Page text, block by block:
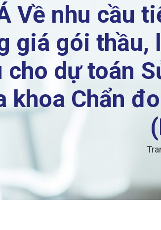
Về nhu cầu
giá gói thầu,
dự toán
khoa Chẩn